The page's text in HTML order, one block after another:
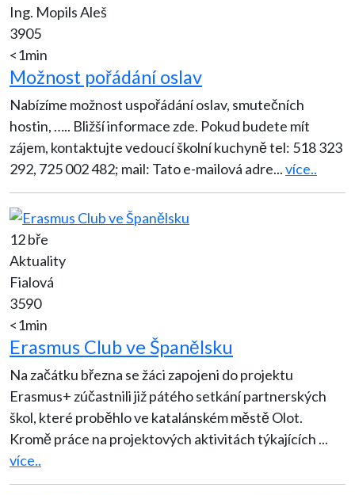
Ing. Mopils Aleš
3905
<1min
Možnost pořádání oslav
Nabízíme možnost uspořádání oslav, smutečních
hostin, ….. Bližší informace zde. Pokud budete mít
zájem, kontaktujte vedoucí školní kuchyně tel: 518 323
292, 725 002 482; mail: Tato e-mailová adre...více..
12 bře
Aktuality
Fialová
3590
<1min
Erasmus Club ve Španělsku
Na začátku března se žáci zapojeni do projektu
Erasmus+ zúčastnili již pátého setkání partnerských
škol, které proběhlo ve katalánském městě Olot.
Kromě práce na projektových aktivitách týkajících ...
více..